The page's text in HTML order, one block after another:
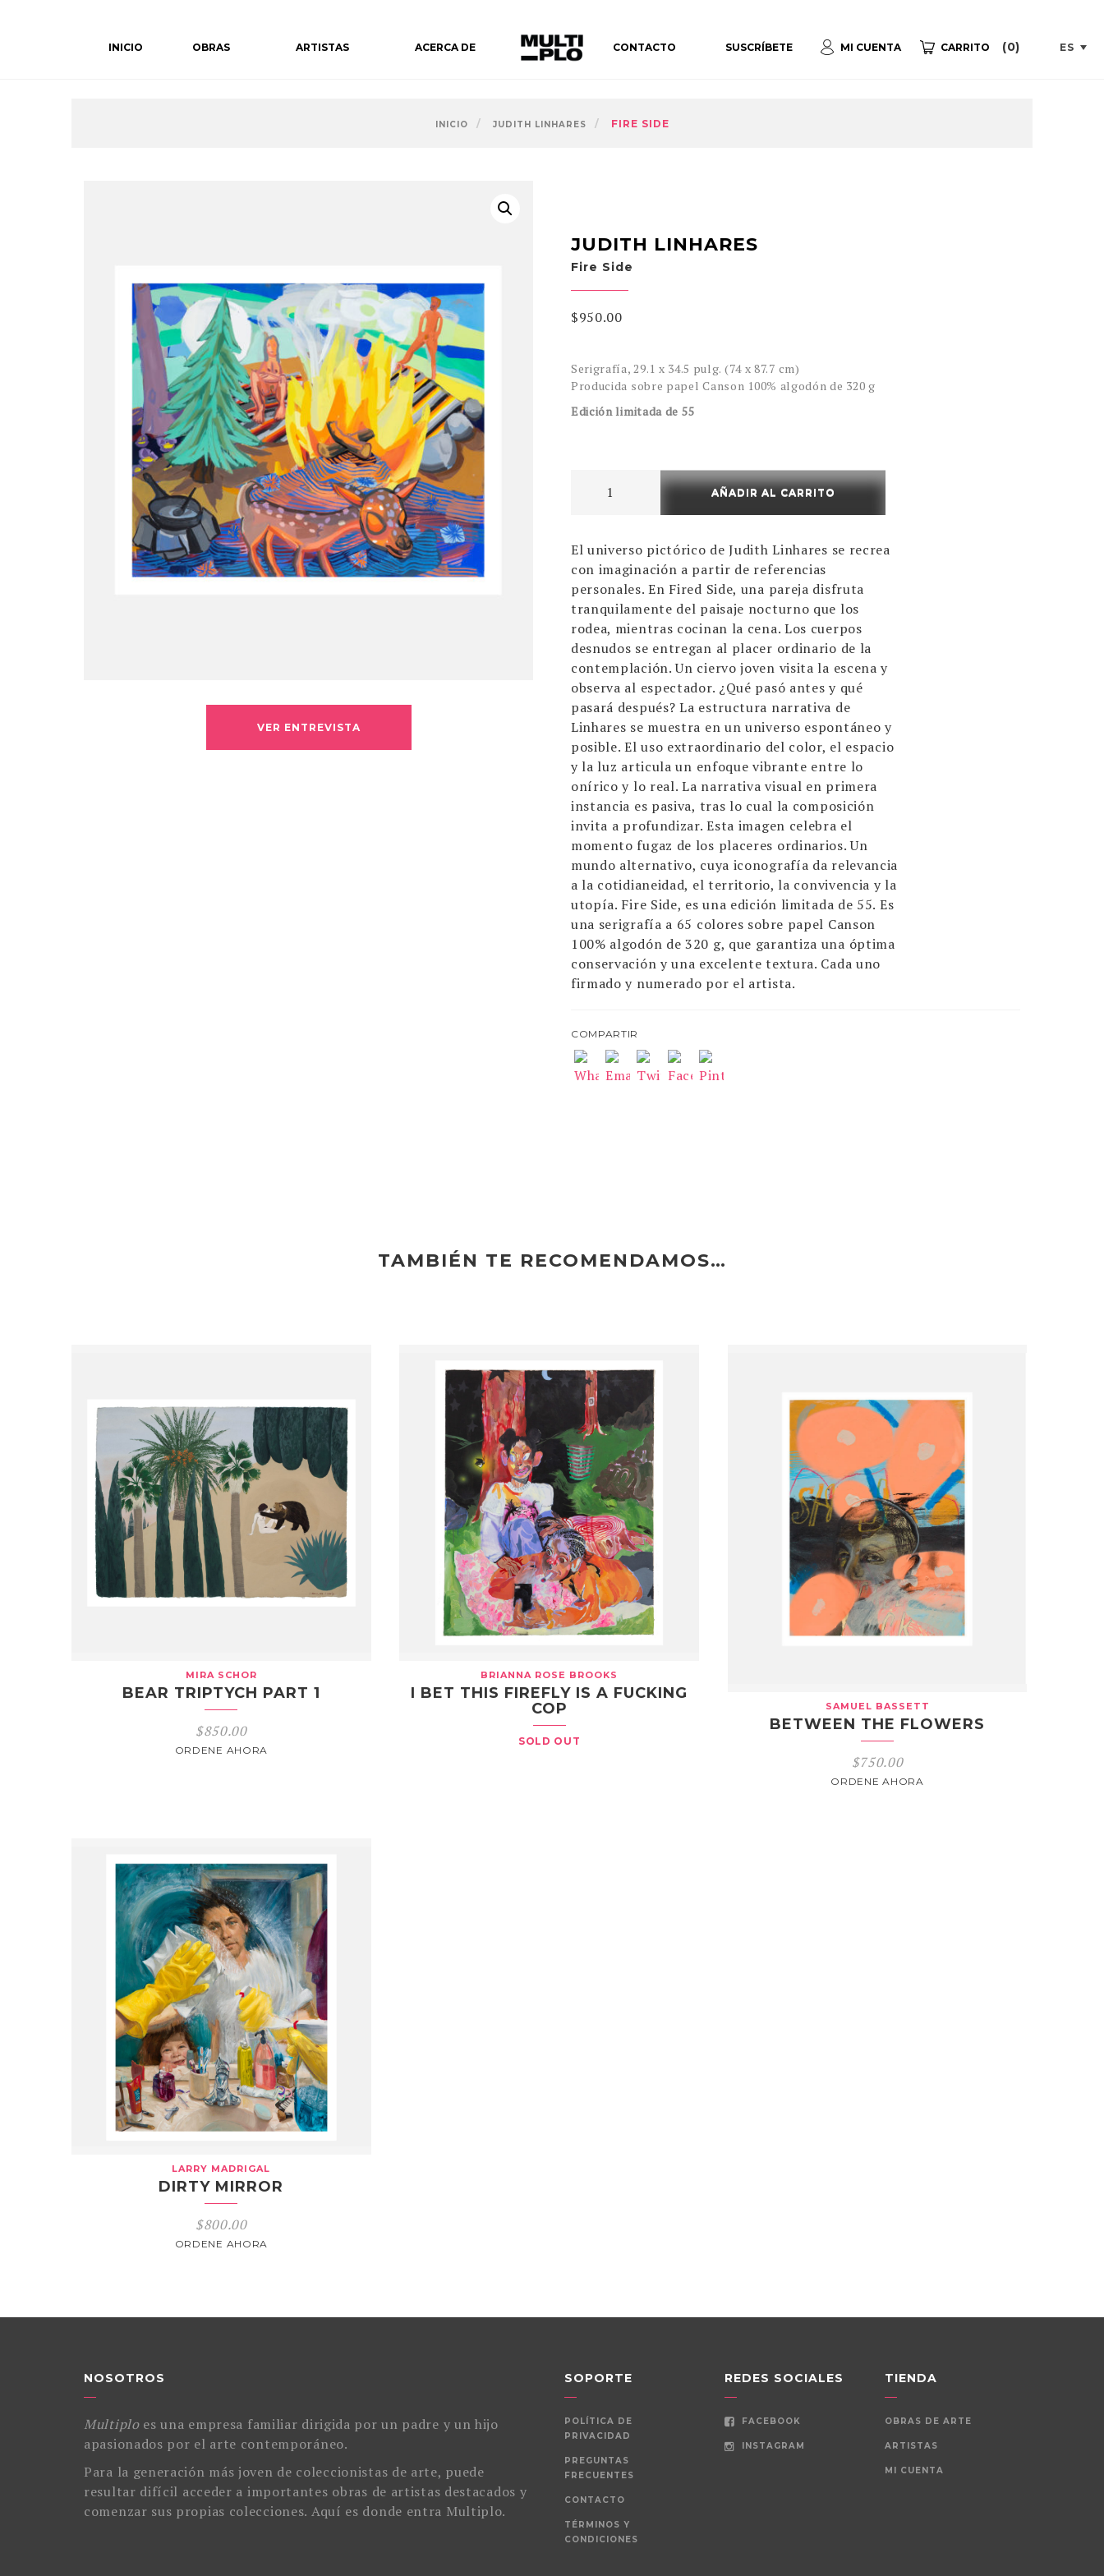
INICIO OBRAS ARTISTAS ACERCA DE (0)
CONTACTO SUSCRÍBETE MI CUENTA CARRITO ES
INICIO JUDITH LINHARES FIRE SIDE
VER ENTREVISTA
JUDITH LINHARES
Fire Side
$950.00
Serigrafía, 29.1 x 34.5 pulg. (74 x 87.7 cm)
Producida sobre papel Canson 100% algodón de 320 g
Edición limitada de 55
AÑADIR AL CARRITO
El universo pictórico de Judith Linhares se recrea
con imaginación a partir de referencias
personales. En Fired Side, una pareja disfruta
tranquilamente del paisaje nocturno que los
rodea, mientras cocinan la cena. Los cuerpos
desnudos se entregan al placer ordinario de la
contemplación. Un ciervo joven visita la escena y
observa al espectador. ¿Qué pasó antes y qué
pasará después? La estructura narrativa de
Linhares se muestra en un universo espontáneo y
posible. El uso extraordinario del color, el espacio
y la luz articula un enfoque vibrante entre lo
onírico y lo real. La narrativa visual en primera
instancia es pasiva, tras lo cual la composición
invita a profundizar. Esta imagen celebra el
momento fugaz de los placeres ordinarios. Un
mundo alternativo, cuya iconografía da relevancia
a la cotidianeidad, el territorio, la convivencia y la
utopía. Fire Side, es una edición limitada de 55. Es
una serigrafía a 65 colores sobre papel Canson
100% algodón de 320 g, que garantiza una óptima
conservación y una excelente textura. Cada uno
firmado y numerado por el artista.
COMPARTIR
TAMBIÉN TE RECOMENDAMOS…
MIRA SCHOR
BEAR TRIPTYCH PART 1
$850.00
ORDENE AHORA
BRIANNA ROSE BROOKS
I BET THIS FIREFLY IS A FUCKING
COP
SOLD OUT
SAMUEL BASSETT
BETWEEN THE FLOWERS
$750.00
ORDENE AHORA
LARRY MADRIGAL
DIRTY MIRROR
$800.00
ORDENE AHORA
NOSOTROS
Multiploes una empresa familiar dirigida por un padre y un hijo
apasionados por el arte contemporáneo.
Para la generación más joven de coleccionistas de arte, puede
resultar difícil acceder a importantes obras de artistas destacados y
comenzar sus propias colecciones. Aquí es donde entra Multiplo.
SOPORTE
POLÍTICA DE
PRIVACIDAD
PREGUNTAS
FRECUENTES
CONTACTO
TÉRMINOS Y
CONDICIONES
REDES SOCIALES
FACEBOOK
INSTAGRAM
TIENDA
OBRAS DE ARTE
ARTISTAS
MI CUENTA